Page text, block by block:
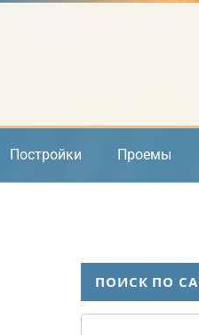
Постройки Проемы
ПОИСК ПО